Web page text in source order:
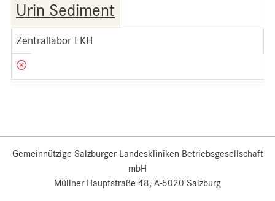
Urin Sediment
Zentrallabor LKH
Gemeinnützige Salzburger Landeskliniken Betriebsgesellschaft
mbH
Müllner Hauptstraße 48, A-5020 Salzburg